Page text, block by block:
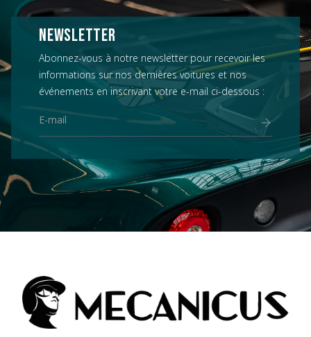
NEWSLETTER
Abonnez-vous à notre newsletter pour recevoir les
informations sur nos dernières voitures et nos
événements en inscrivant votre e-mail ci-dessous :